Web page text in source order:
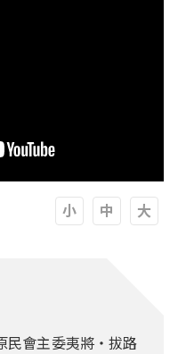
民會主委夷將‧拔路